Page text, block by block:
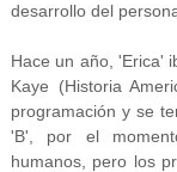
desarrollo del
Hace un año, 'Erica'
Kaye (Historia
programación y se
'B', por el
humanos, pero los